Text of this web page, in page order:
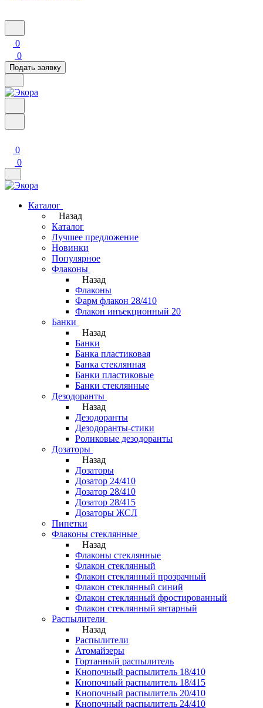
0
0
Подать заявку
0
0
Каталог
Назад
Каталог
Лучшее предложение
Новинки
Популярное
Флаконы
Назад
Флаконы
Фарм флакон 28/410
Флакон инъекционный 20
Банки
Назад
Банки
Банка пластиковая
Банка стеклянная
Банки пластиковые
Банки стеклянные
Дезодоранты
Назад
Дезодоранты
Дезодоранты-стики
Роликовые дезодоранты
Дозаторы
Назад
Дозаторы
Дозатор 24/410
Дозатор 28/410
Дозатор 28/415
Дозаторы ЖСЛ
Пипетки
Флаконы стеклянные
Назад
Флаконы стеклянные
Флакон стеклянный
Флакон стеклянный прозрачный
Флакон стеклянный синий
Флакон стеклянный фростированный
Флакон стеклянный янтарный
Распылители
Назад
Распылители
Атомайзеры
Гортанный распылитель
Кнопочный распылитель 18/410
Кнопочный распылитель 18/415
Кнопочный распылитель 20/410
Кнопочный распылитель 24/410